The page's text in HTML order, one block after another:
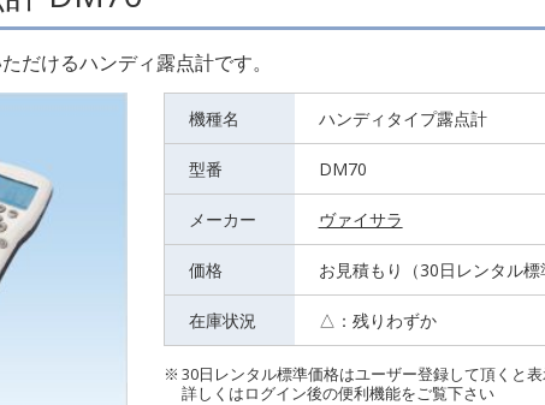
だけるハンディ露点計です。
機種名 ハンディタイプ露点計
型番 DM70
メーカー ヴァイサラ
価格 お見積もり（30日レンタル標
在庫状況 △：残りわずか
30日レンタル標準価格はユーザー登録して頂くと表
詳しくはログイン後の便利機能をご覧下さい